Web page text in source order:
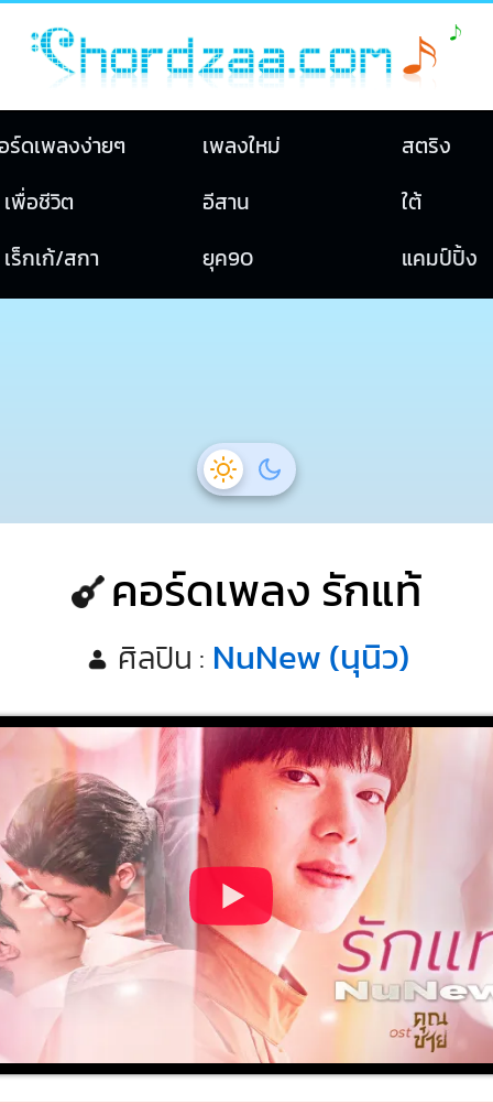
ร์ดเพลงง่ายๆ เพลงใหม่
สตริง
เพื่อชีวิต อีสาน
ใต้
เร็กเก้/สกา ยุค90 แคมป์ปิ้ง
คอร์ดเพลง รักแท้
ศิลปิน : NuNew (นุนิว)